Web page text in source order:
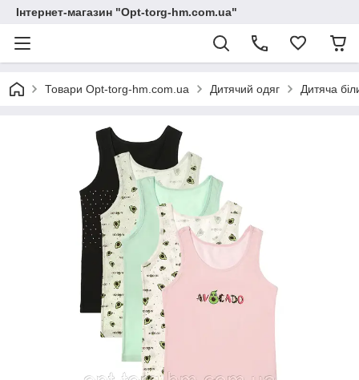
Інтернет-магазин "Opt-torg-hm.com.ua"
Товари Opt-torg-hm.com.ua Дитячий одяг Дитяча